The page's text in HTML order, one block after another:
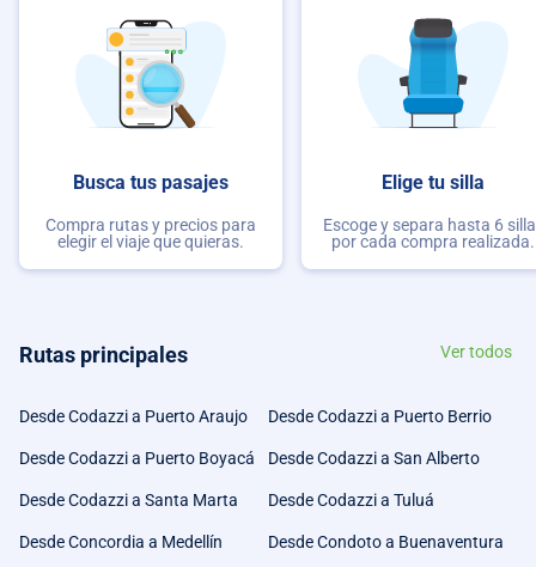
Busca tus pasajes
Compra rutas y precios para
elegir el viaje que quieras.
Elige tu silla
Escoge y separa hasta 6
por cada compra realizada.
Rutas principales Ver todos
Desde Codazzi a Puerto Araujo Desde Codazzi a Puerto Berrio
Desde Codazzi a Puerto Boyacá Desde Codazzi a San Alberto
Desde Codazzi a Santa Marta Desde Codazzi a Tuluá
Desde Concordia a Medellín Desde Condoto a Buenaventura